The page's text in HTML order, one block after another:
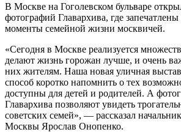
В Москве на Гоголевском бульваре
фотографий Главархива, где
моменты семейной жизни москвичей.
«Сегодня в Москве реализуется
делают жизнь горожан лучше, и очень
них жителям. Наша новая уличная
способ коротко напомнить о тех
доступны для детей и родителей. А
Главархива позволяют увидеть
советских семей», — рассказал
Москвы Ярослав Онопенко.